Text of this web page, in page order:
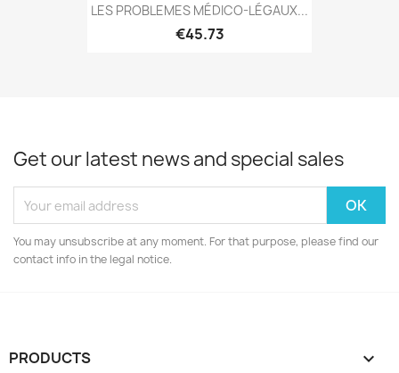
LES PROBLEMES MÉDICO-LÉGAUX...
€45.73
Get our latest news and special sales
You may unsubscribe at any moment. For that purpose, please find our
contact info in the legal notice.
PRODUCTS 